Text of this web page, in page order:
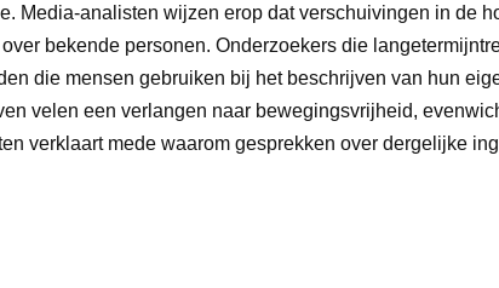
Media-analisten wijzen erop dat verschuivingen in de
bekende personen. Onderzoekers die
die mensen gebruiken bij het beschrijven van hun
velen een verlangen naar bewegingsvrijheid,
verklaart mede waarom gesprekken over dergelijke